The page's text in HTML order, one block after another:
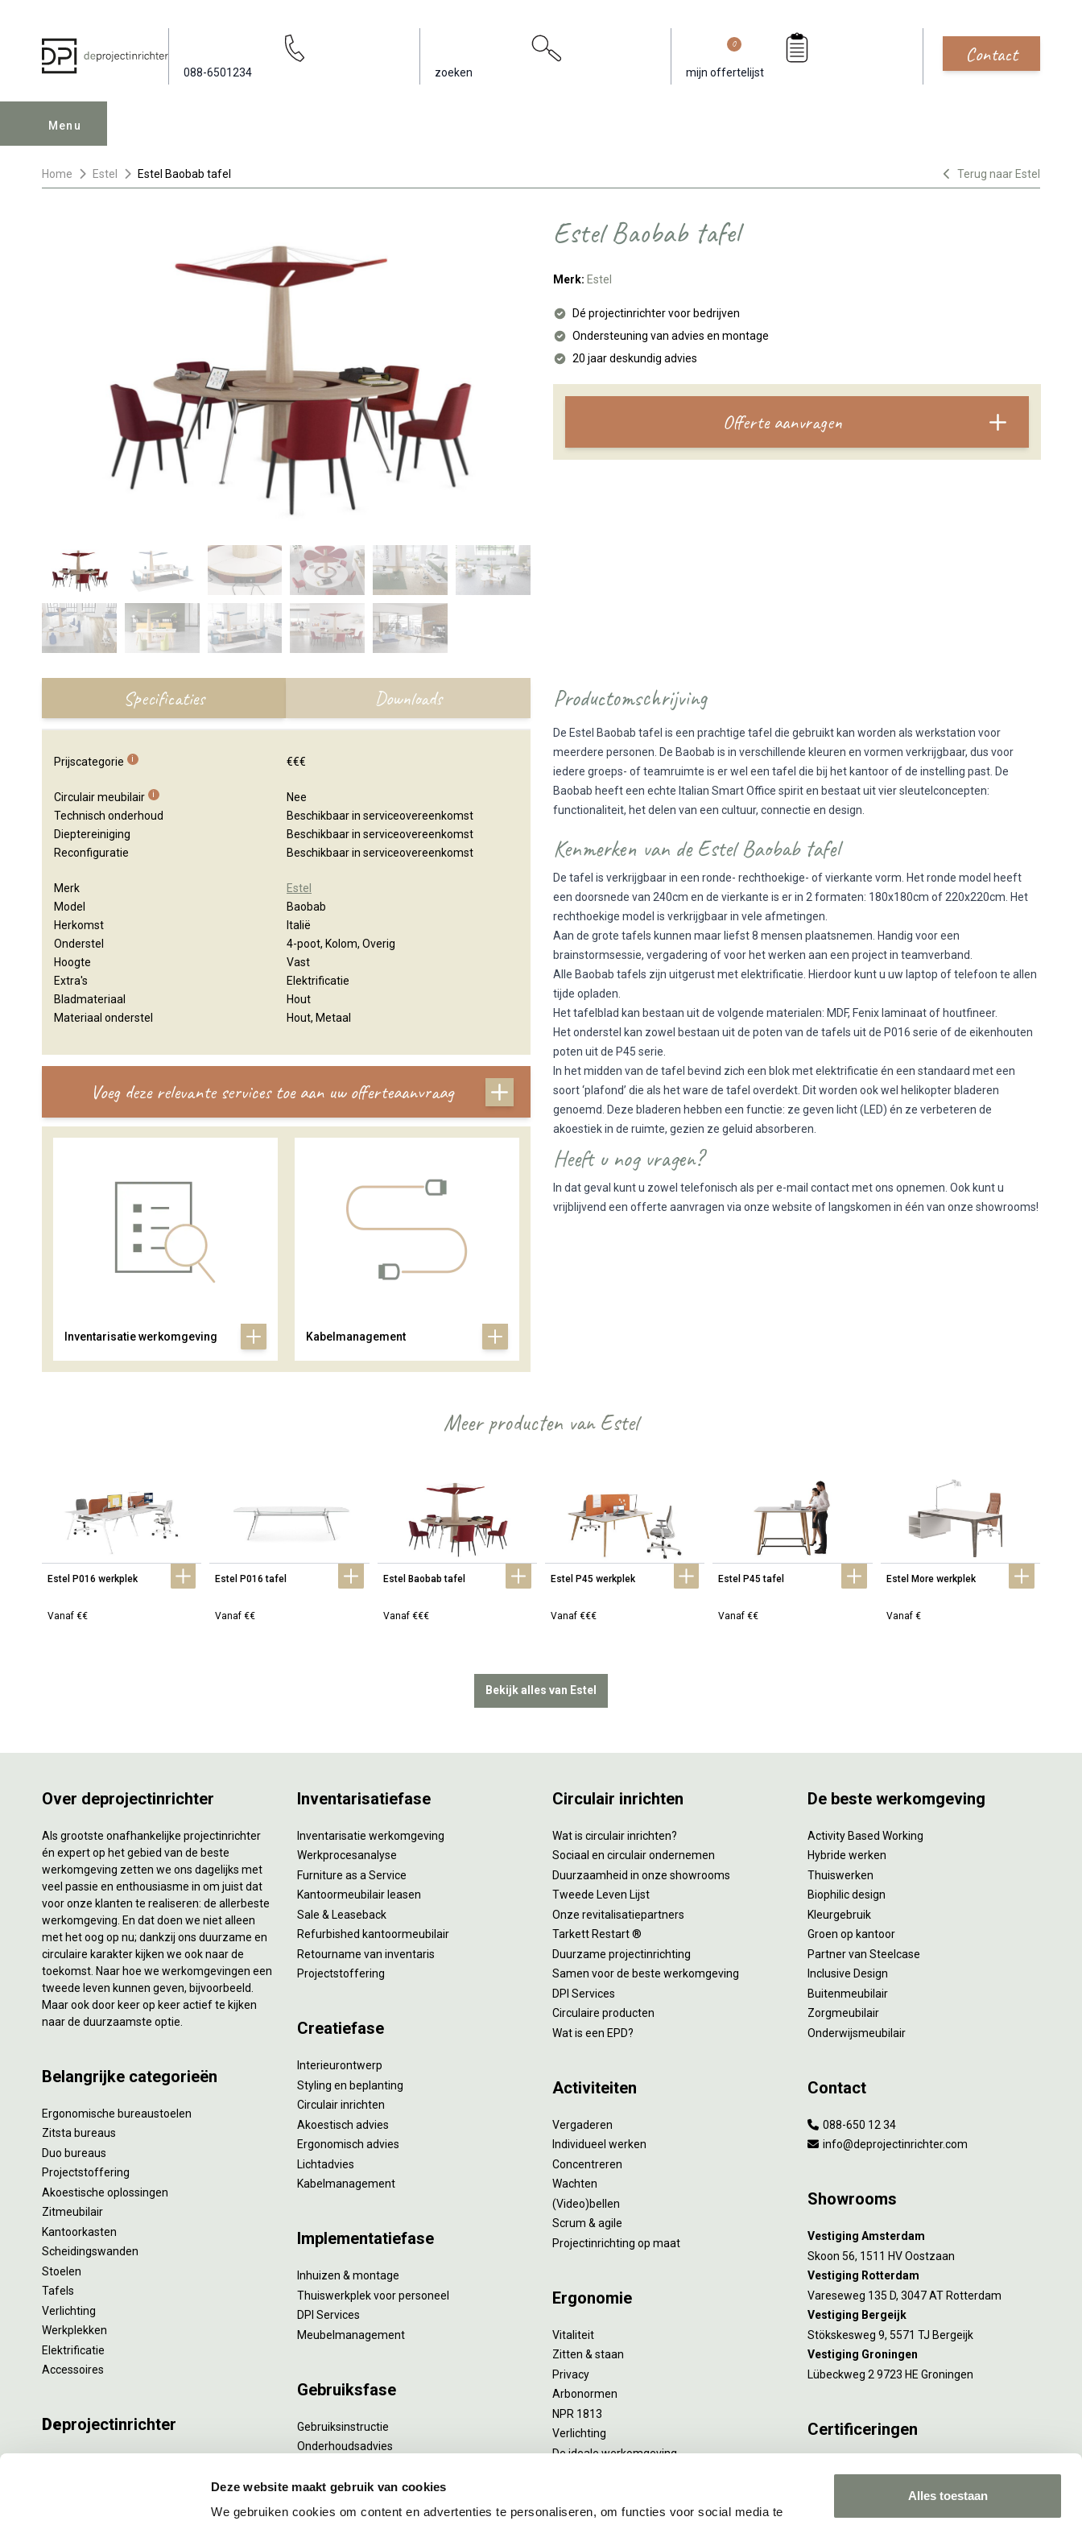
Deze website maakt gebruik van cookies
We gebruiken cookies om content en advertenties te personaliseren, om functies voor social media te
Alles toestaan
088-6501234 zoeken mijn offertelijst
0 Contact
Menu
Home Estel Estel Baobab tafel Terug naar Estel
Estel Baobab tafel
Merk: Estel
Dé projectinrichter voor bedrijven
Ondersteuning van advies en montage
20 jaar deskundig advies
Offerte aanvragen
Specificaties Downloads
Prijscategorie i €€€
Circulair meubilair i
Nee
Technisch onderhoud
Beschikbaar in serviceovereenkomst
Dieptereiniging
Beschikbaar in serviceovereenkomst
Reconfiguratie
Beschikbaar in serviceovereenkomst
Merk
Estel
Model
Baobab
Herkomst
Italië
Onderstel
4-poot, Kolom, Overig
Hoogte
Vast
Extra's
Elektrificatie
Bladmateriaal
Hout
Materiaal onderstel
Hout, Metaal
Voeg deze relevante services toe aan uw offerteaanvraag
Inventarisatie werkomgeving Kabelmanagement
Productomschrijving
De Estel Baobab tafel is een prachtige tafel die gebruikt kan worden als werkstation voor
meerdere personen. De Baobab is in verschillende kleuren en vormen verkrijgbaar, dus voor
iedere groeps- of teamruimte is er wel een tafel die bij het kantoor of de instelling past. De
Baobab heeft een echte Italian Smart Office spirit en bestaat uit vier sleutelconcepten:
functionaliteit, het delen van een cultuur, connectie en design.
Kenmerken van de Estel Baobab tafel
De tafel is verkrijgbaar in een ronde- rechthoekige- of vierkante vorm. Het ronde model heeft
een doorsnede van 240cm en de vierkante is er in 2 formaten: 180x180cm of 220x220cm. Het
rechthoekige model is verkrijgbaar in vele afmetingen.
Aan de grote tafels kunnen maar liefst 8 mensen plaatsnemen. Handig voor een
brainstormsessie, vergadering of voor het werken aan een project in teamverband.
Alle Baobab tafels zijn uitgerust met elektrificatie. Hierdoor kunt u uw laptop of telefoon te allen
tijde opladen.
Het tafelblad kan bestaan uit de volgende materialen: MDF, Fenix laminaat of houtfineer.
Het onderstel kan zowel bestaan uit de poten van de tafels uit de P016 serie of de eikenhouten
poten uit de P45 serie
In het midden van de tafel bevind zich een blok met elektrificatie én een standaard met een
soort ‘plafond’ die als het ware de tafel overdekt. Dit worden ook wel helikopter bladeren
genoemd. Deze bladeren hebben een functie: ze geven licht (LED) én ze verbeteren de
akoestiek in de ruimte, gezien ze geluid absorberen.
Heeft u nog vragen?
In dat geval kunt u zowel telefonisch als per e-mail contact met ons opnemen. Ook kunt u
vrijblijvend een offerte aanvragen via onze website of langskomen in één van onze showrooms!
Meer producten van Estel
Estel P016 werkplek
Vanaf €€
Estel P016 tafel
Vanaf €€
Estel Baobab tafel
Vanaf €€€
Estel P45 werkplek
Vanaf €€€
Estel P45 tafel
Vanaf €€
Estel More werkplek
Vanaf €
Bekijk alles van Estel
Over deprojectinrichter
Als grootste onafhankelijke projectinrichter
én expert op het gebied van de beste
werkomgeving zetten we ons dagelijks met
veel passie en enthousiasme in om juist dat
voor onze klanten te realiseren: de allerbeste
werkomgeving. En dat doen we niet alleen
met het oog op nu; dankzij ons duurzame en
circulaire karakter kijken we ook naar de
toekomst. Naar hoe we werkomgevingen een
tweede leven kunnen geven, bijvoorbeeld.
Maar ook door keer op keer actief te kijken
naar de duurzaamste optie.
Belangrijke categorieën
Ergonomische bureaustoelen
Zitsta bureaus
Duo bureaus
Projectstoffering
Akoestische oplossingen
Zitmeubilair
Kantoorkasten
Scheidingswanden
Stoelen
Tafels
Verlichting
Werkplekken
Elektrificatie
Accessoires
Deprojectinrichter
Inventarisatiefase
Inventarisatie werkomgeving
Werkprocesanalyse
Furniture as a Service
Kantoormeubilair leasen
Sale & Leaseback
Refurbished kantoormeubilair
Retourname van inventaris
Projectstoffering
Creatiefase
Interieurontwerp
Styling en beplanting
Circulair inrichten
Akoestisch advies
Ergonomisch advies
Lichtadvies
Kabelmanagement
Implementatiefase
Inhuizen & montage
Thuiswerkplek voor personeel
DPI Services
Meubelmanagement
Gebruiksfase
Gebruiksinstructie
Onderhoudsadvies
Specialistische reiniging
Refurbishment
Circulair inrichten
Wat is circulair inrichten?
Sociaal en circulair ondernemen
Duurzaamheid in onze showrooms
Tweede Leven Lijst
Onze revitalisatiepartners
Tarkett Restart ®
Duurzame projectinrichting
Samen voor de beste werkomgeving
DPI Services
Circulaire producten
Wat is een EPD?
Activiteiten
Vergaderen
Individueel werken
Concentreren
Wachten
(Video)bellen
Scrum & agile
Projectinrichting op maat
Ergonomie
Vitaliteit
Zitten & staan
Privacy
Arbonormen
NPR 1813
Verlichting
De ideale werkomgeving
De beste werkomgeving
Activity Based Working
Hybride werken
Thuiswerken
Biophilic design
Kleurgebruik
Groen op kantoor
Partner van Steelcase
Inclusive Design
Buitenmeubilair
Zorgmeubilair
Onderwijsmeubilair
Contact
088-650 12 34
info@deprojectinrichter.com
Showrooms
Vestiging Amsterdam
Skoon 56, 1511 HV Oostzaan
Vestiging Rotterdam
Vareseweg 135 D, 3047 AT Rotterdam
Vestiging Bergeijk
Stökskesweg 9, 5571 TJ Bergeijk
Vestiging Groningen
Lübeckweg 2 9723 HE Groningen
Certificeringen
Rotterdam en Culemborg.